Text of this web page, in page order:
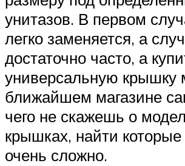
унитазов. В первом
легко заменяется, а
достаточно часто, а
универсальную крышку
ближайшем магазине
чего не скажешь о
крышках, найти которые
очень сложно.